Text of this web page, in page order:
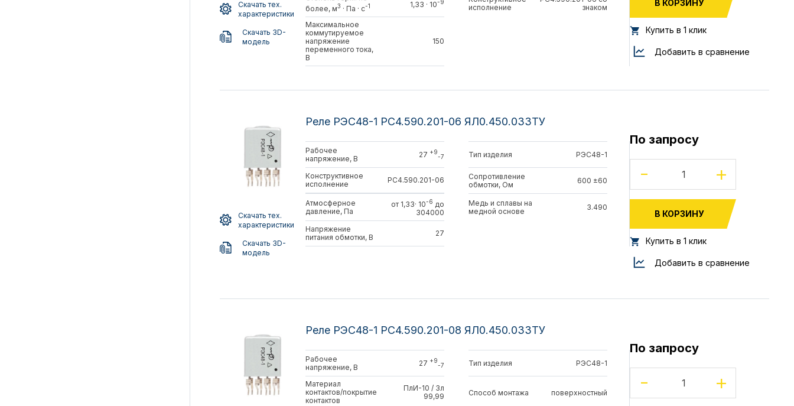
Скачать тех.
характеристики
Скачать 3D-
модель
более, м3 · Па · с-1 1,33 · 10-9
исполнение
знаком
Максимальное
коммутируемое
напряжение
переменного тока,
В
150
В КОРЗИНУ
Купить в 1 клик
Добавить в сравнение
Скачать тех.
характеристики
Скачать 3D-
модель
Реле РЭС48-1 РС4.590.201-06 ЯЛ0.450.033ТУ
Рабочее
напряжение, В
27 +9
-7 Тип изделия РЭС48-1
Конструктивное
исполнение
РС4.590.201-06
Сопротивление
обмотки, Ом
600 ±60
Атмосферное
давление, Па
от 1,33· 10-6 до
304000
Медь и сплавы на
медной основе
3.490
Напряжение
питания обмотки, В
27
По запросу
- +
В КОРЗИНУ
Купить в 1 клик
Добавить в сравнение
Реле РЭС48-1 РС4.590.201-08 ЯЛ0.450.033ТУ
Рабочее
напряжение, В
27 +9
-7 Тип изделия РЭС48-1
Материал
контактов/покрытие
контактов
ПлИ-10 / Зл
99,99
Способ монтажа поверхностный
По запросу
- +